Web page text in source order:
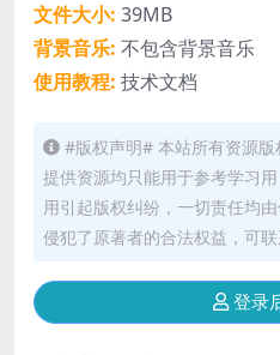
文件大小: 39MB
背景音乐: 不包含背景音乐
使用教程: 技术文档
#版权声明# 本站所有资源
提供资源均只能用于参考学习
用引起版权纠纷，一切责任均
侵犯了原著者的合法权益，可联
登录